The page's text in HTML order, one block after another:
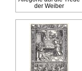
der Weiber